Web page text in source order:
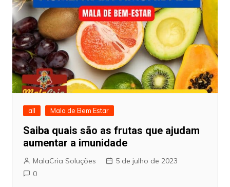
all Mala de Bem Estar
Saiba quais são as frutas que ajudam
aumentar a imunidade
MalaCria Soluções
5 de julho de 2023
0